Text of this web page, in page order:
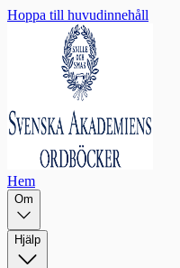
Hoppa till huvudinnehåll
Hem
Om
Hjälp